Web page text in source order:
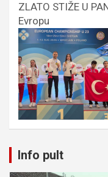
ZLATO STIŽE U
Evropu
Info pult